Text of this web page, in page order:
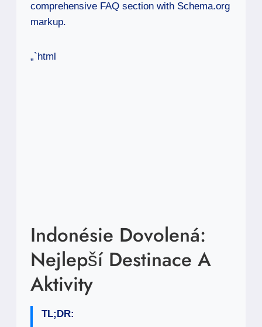
comprehensive FAQ section with Schema.org
markup.
„`html
Indonésie Dovolená:
Nejlepší Destinace A
Aktivity
TL;DR: